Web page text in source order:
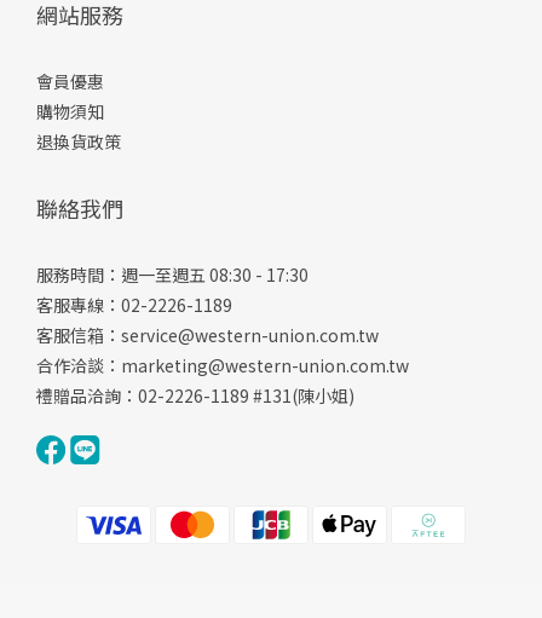
網站服務
會員優惠
購物須知
退換貨政策
聯絡我們
服務時間：週一至週五 08:30 - 17:30
客服專線：02-2226-1189
客服信箱： service@western-union.com.tw
合作洽談： marketing@western-union.com.tw
禮贈品洽詢：02-2226-1189 #131(陳小姐)